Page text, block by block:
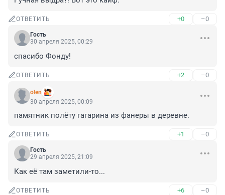
ОТВЕТИТЬ +0 –0
Гость
30 апреля 2025, 00:29
спасибо Фонду!
ОТВЕТИТЬ +2 –0
olen
30 апреля 2025, 00:09
памятник полёту гагарина из фанеры в деревне.
ОТВЕТИТЬ +1 –0
Гость
29 апреля 2025, 21:09
Как её там заметили-то...
ОТВЕТИТЬ +6 –0